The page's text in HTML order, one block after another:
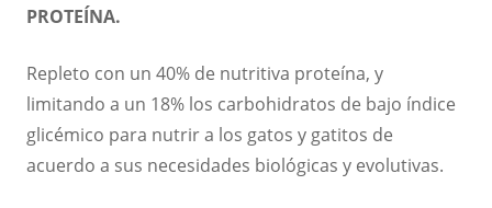
PROTEÍNA.
Repleto con un 40% de nutritiva proteína, y
limitando a un 18% los carbohidratos de bajo índice
glicémico para nutrir a los gatos y gatitos de
acuerdo a sus necesidades biológicas y evolutivas.